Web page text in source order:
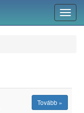
Tovább »